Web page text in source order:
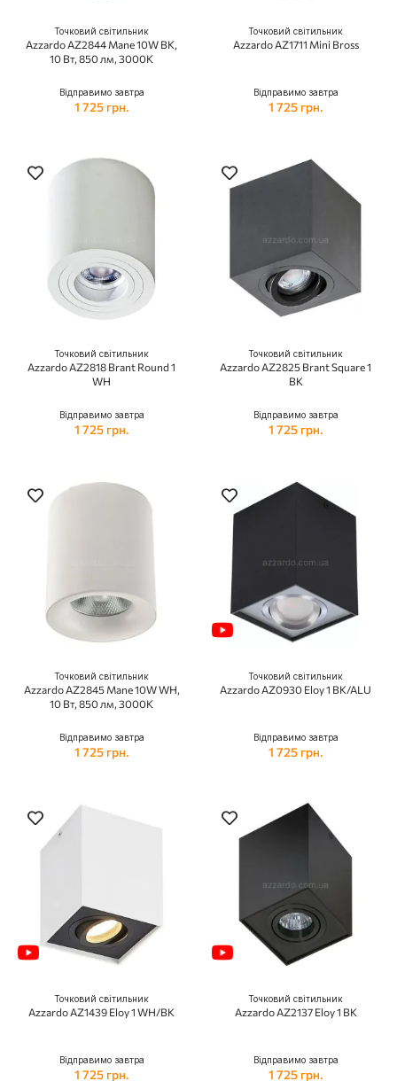
Точковий світильник
Azzardo AZ2844 Mane 10W BK,
10 Вт, 850 лм, 3000K
Відправимо завтра
1 725 грн.
Точковий світильник
Azzardo AZ1711 Mini Bross
Відправимо завтра
1 725 грн.
Точковий світильник
Azzardo AZ2818 Brant Round 1
WH
Відправимо завтра
1 725 грн.
Точковий світильник
Azzardo AZ2825 Brant Square 1
BK
Відправимо завтра
1 725 грн.
Точковий світильник
Azzardo AZ2845 Mane 10W WH,
10 Вт, 850 лм, 3000K
Відправимо завтра
1 725 грн.
Точковий світильник
Azzardo AZ0930 Eloy 1 BK/ALU
Відправимо завтра
1 725 грн.
Точковий світильник
Azzardo AZ1439 Eloy 1 WH/BK
Відправимо завтра
1 725 грн.
Точковий світильник
Azzardo AZ2137 Eloy 1 BK
Відправимо завтра
1 725 грн.